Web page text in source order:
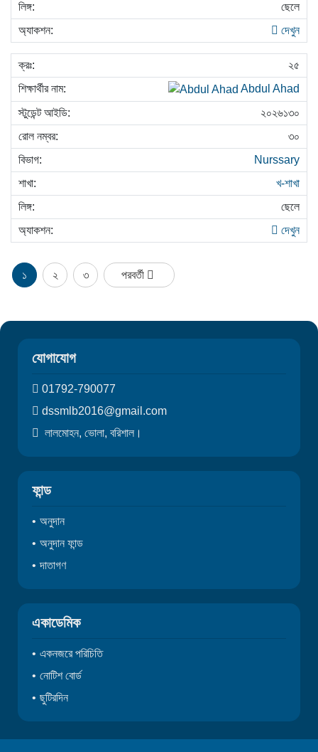
ছেলে
দেখুন
২৫
Abdul Ahad
২০২৬১৩০
৩০
Nurssary
খ-শাখা
ছেলে
দেখুন
১ ২ ৩ পরবর্তী
যোগাযোগ
01792-790077
dssmlb2016@gmail.com
লালমোহন, ভোলা, বরিশাল।
ফান্ড
অনুদান
অনুদান ফান্ড
দাতাগণ
একাডেমিক
একনজরে পরিচিতি
নোটিশ বোর্ড
ছুটিরদিন